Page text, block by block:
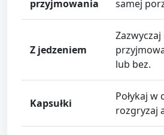
przyjmowania
samej
Z jedzeniem
lub bez.
Kapsułki
Połykaj w
rozgryzaj